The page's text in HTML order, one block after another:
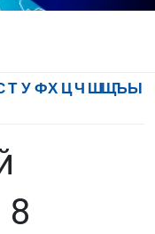
Т УФХ ЦЧ ШЩЪЫ
8